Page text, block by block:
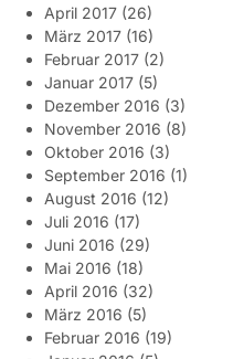
April 2017 (26)
März 2017 (16)
Februar 2017 (2)
Januar 2017 (5)
Dezember 2016 (3)
November 2016 (8)
Oktober 2016 (3)
September 2016 (1)
August 2016 (12)
Juli 2016 (17)
Juni 2016 (29)
Mai 2016 (18)
April 2016 (32)
März 2016 (5)
Februar 2016 (19)